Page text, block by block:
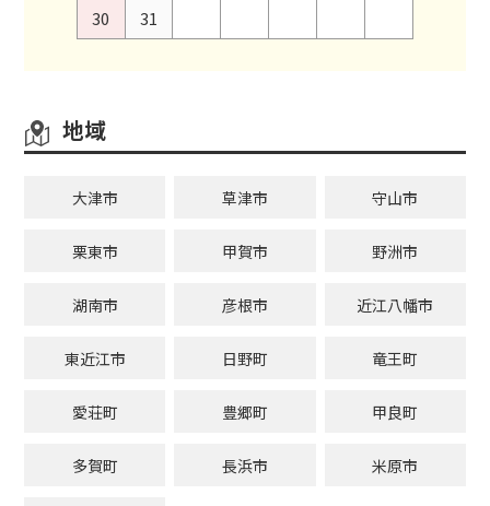
30
31
地域
大津市 草津市 守山市
栗東市 甲賀市 野洲市
湖南市 彦根市 近江八幡市
東近江市 日野町 竜王町
愛荘町 豊郷町 甲良町
多賀町 長浜市 米原市